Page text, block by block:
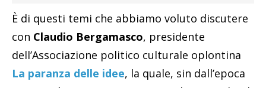
È di questi temi che abbiamo voluto discutere
con Claudio Bergamasco, presidente
dell’Associazione politico culturale oplontina
La paranza delle idee, la quale, sin dall’epoca